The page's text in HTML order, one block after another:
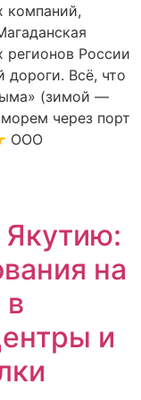
компаний,
России
дороги. Всё, что
(зимой —
через порт
ООО
Якутию:
на
в
и